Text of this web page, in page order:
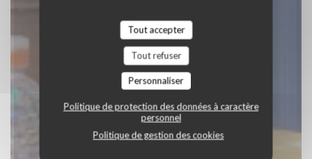
Tout accepter
Tout refuser
Personnaliser
Politique de protection des données à caractère
personnel
Politique de gestion des cookies